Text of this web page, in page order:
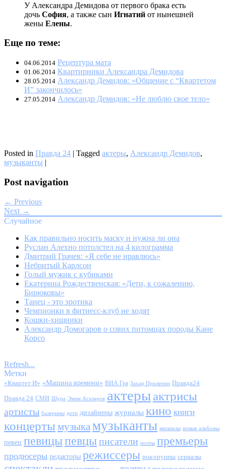
У Александра Демидова от первого брака есть
дочь София, а также сын Игнатий от нынешней
жены Елены.
Еще по теме:
04.06.2014 Рецептура мата
01.06.2014 Квартирники Александра Демидова
28.05.2014 Александр Демидов: «Общение с “Квартетом
И” закончилось»
27.05.2014 Александр Демидов: «Не люблю свое тело»
Posted in Правда 24 | Tagged актеры, Александр Демидов,
музыканты |
Post navigation
← Previous
Next →
Случайное
Как правильно носить маску и нужна ли она
Руслан Алехно потолстел на 4 килограмма
Дмитрий Грачев: «Я себе не нравлюсь»
Небритый Карлсон
Голый мужик с кубиками
Екатерина Рождественская: «Дети, к сожалению,
Бирюковы»
Танец - это эротика
Чемпионки в фитнесс-клуб не ходят
Кошки-хищники
Александр Домогаров о сових питомцах породы Кане
Корсо
Refresh...
Метки
«Квартет И» «Машина времени» ВИА Гра Захар Прилепин Правда24
Правда 24 СМИ Шура Эмин Агаларов актерыактрисы
артисты балерины дети дизайнеры журналы кино книги
концерты музыка музыканты мюзиклы новые альбомы
певец певицыпевцыписатели поэты премьеры
продюсеры редакторы режиссеры рок-группы сериалы